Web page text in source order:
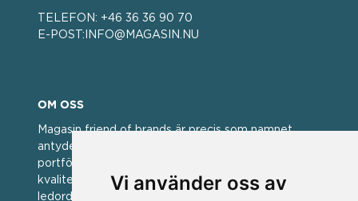
Vi använder oss av
TELEFON: +46 36 36 90 70
E-POST: INFO@MAGASIN.NU
OM OSS
Magasin friend of brands är precis som namnet
antyder; en vän av varumärken. Vi har idag en stor
portfölj med välkända varumärken med hög
kvalitet. För oss har kvalitet alltid varit ett av
ledorden och som styrt vår verksamhet.